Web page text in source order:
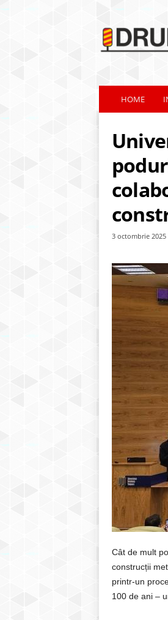
m
n
o
HOME
3 octombrie 2025
Cât de mult
construcții
printr-un
100 de ani –